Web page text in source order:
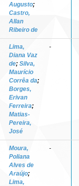
Augusto;
Castro,
Allan
Ribeiro de
Lima,
Diana Vaz
de; Silva,
Maurício
Corrêa da;
Borges,
Erivan
Ferreira;
Matias-
Pereira,
José
-
Moura,
Poliana
Alves de
Araújo;
Lima,
-